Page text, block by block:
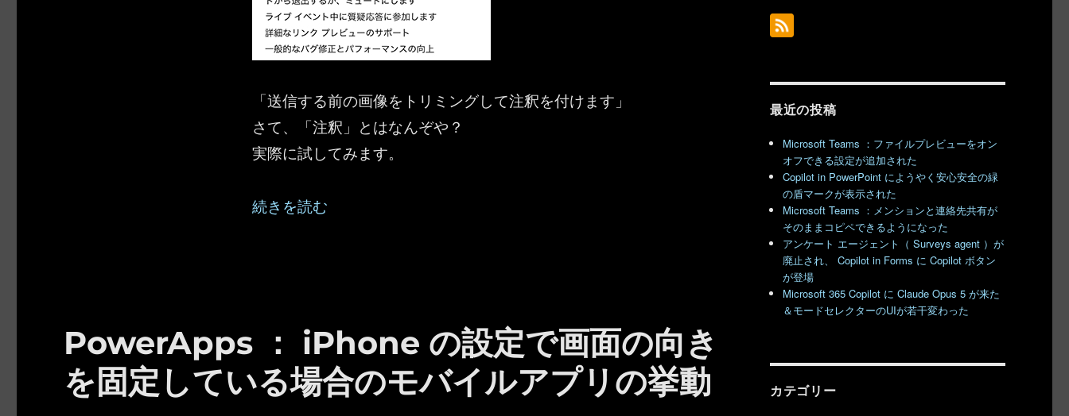
「送信する前の画像をトリミングして注釈を付けます」
さて、「注釈」とはなんぞや？
実際に試してみます。
“Microsoft Teams ：モバイルアプリで画像のトリミングや上から絵が描けるようになりました” の
続きを読む
PowerApps ： iPhone の設定で画面の向き
を固定している場合のモバイルアプリの挙動
最近の投稿
Microsoft Teams ：ファイルプレビューをオン
オフできる設定が追加された
Copilot in PowerPoint にようやく安心安全の緑
の盾マークが表示された
Microsoft Teams ：メンションと連絡先共有が
そのままコピペできるようになった
アンケート エージェント（ Surveys agent ）が
廃止され、 Copilot in Forms に Copilot ボタン
が登場
Microsoft 365 Copilot に Claude Opus 5 が来た
＆モードセレクターのUIが若干変わった
カテゴリー